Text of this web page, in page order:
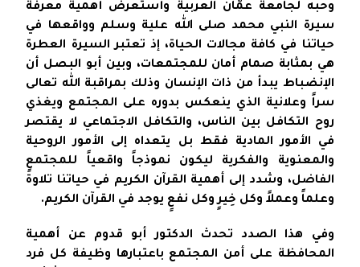
وحبه لجامعة عمّان العربية وأستعرض أهمية معرفة
سيرة النبي محمد صلى الله علية وسلم وواقعها في
حياتنا في كافة مجالات الحياة، إذ تعتبر السيرة العطرة
هي بمثابة صمام أمان للمجتمعات، وبين أبو البصل أن
الإنضباط يبدأ من ذات الإنسان وذلك بمراقبة الله تعالى
سراً وعلانية الذي ينعكس بدوره على المجتمع ويغذي
روح التكافل بين الناس، والتكافل الاجتماعي لا يقتصر
في الأمور المادية فقط بل يتعداه إلى الأمور الروحية
والمعنوية والفكرية ليكون نموذجاً واقعياً للمجتمع
الفاضل، وشدد إلى أهمية القرآن الكريم في حياتنا تلاوةً
وعلماً وعملاً وكل خِيرٍ وكل نفعٍ يوجد في القرآن الكريم.
وفي هذا الصدد تحدث الدكتور أبو قدوم عن أهمية
المحافظة على أمن المجتمع باعتبارها وظيفة كل فرد